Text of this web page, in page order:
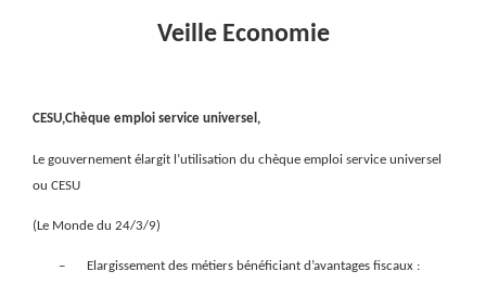
Veille Economie
CESU,Chèque emploi service universel,
Le gouvernement élargit l’utilisation du chèque emploi service universel
ou CESU
(Le Monde du 24/3/9)
–
Elargissement des métiers bénéficiant d’avantages fiscaux :